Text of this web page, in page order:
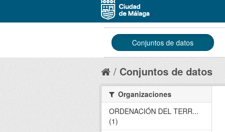
Conjuntos de datos
Conjuntos de datos
Organizaciones
ORDENACIÓN DEL TERR...
(1)